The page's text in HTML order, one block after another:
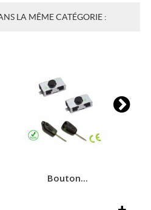
LA MÊME CATÉGORIE :
Bouton...